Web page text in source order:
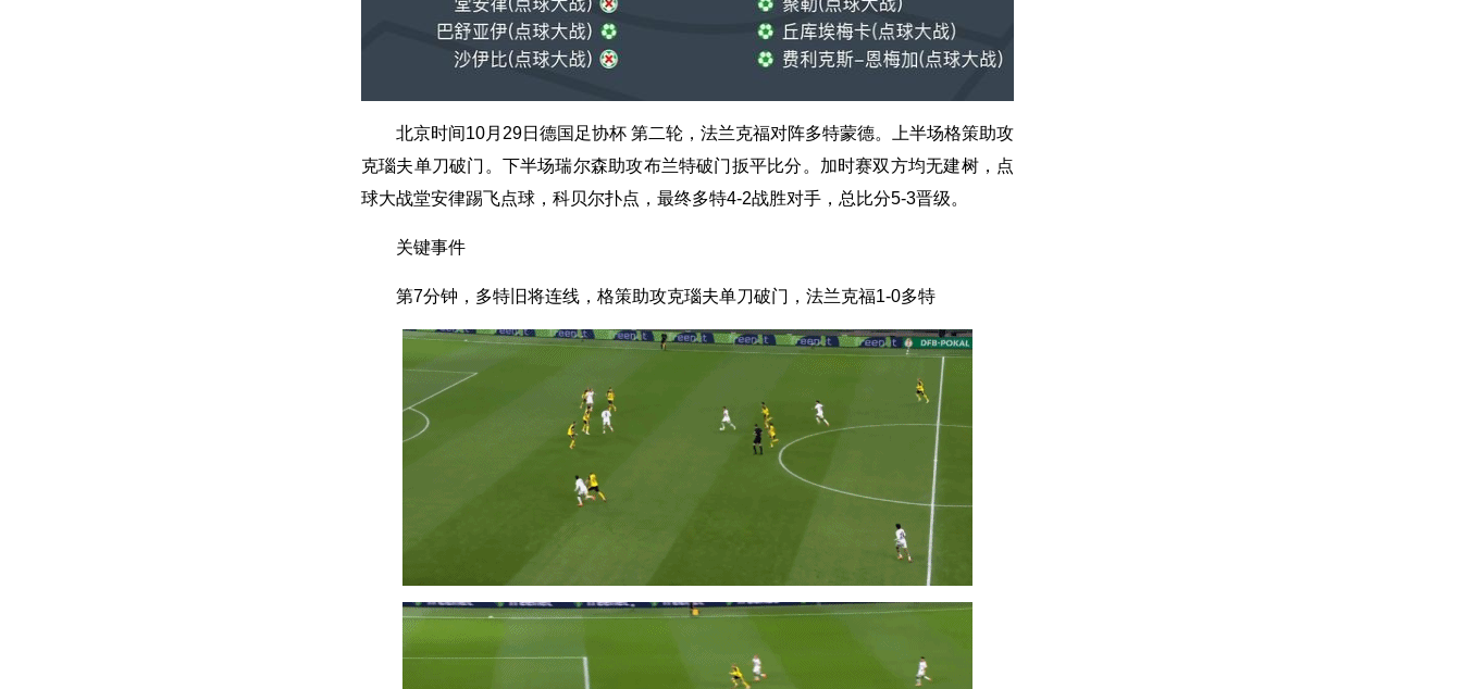
北京时间10月29日德国足协杯 第二轮，法兰克福对阵多特蒙德。上半场格策助攻
克瑙夫单刀破门。下半场瑞尔森助攻布兰特破门扳平比分。加时赛双方均无建树，点
球大战堂安律踢飞点球，科贝尔扑点，最终多特4-2战胜对手，总比分5-3晋级。
关键事件
第7分钟，多特旧将连线，格策助攻克瑙夫单刀破门，法兰克福1-0多特